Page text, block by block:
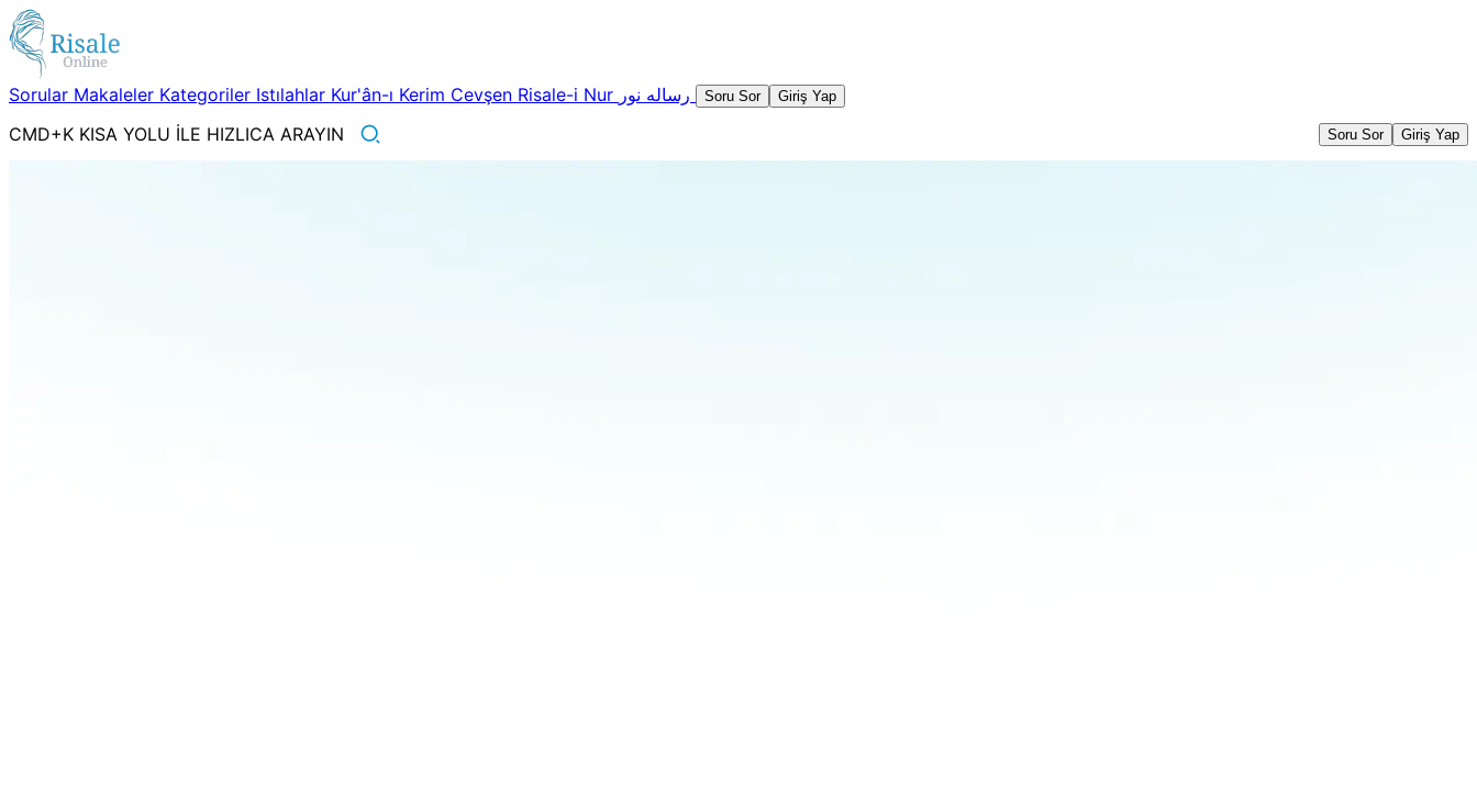
Sorular Makaleler Kategoriler Istılahlar Kur'ân-ı Kerim Cevşen Risale-i Nur Soru Sor Giriş Yap
CMD+K KISA YOLU İLE HIZLICA ARAYIN Soru Sor Giriş Yap